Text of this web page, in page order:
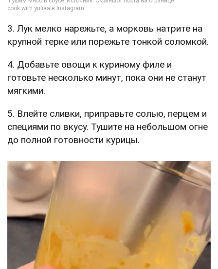
3. Лук мелко нарежьте, а морковь натрите на
крупной терке или порежьте тонкой соломкой.
4. Добавьте овощи к куриному филе и
готовьте несколько минут, пока они не станут
мягкими.
5. Влейте сливки, приправьте солью, перцем и
специями по вкусу. Тушите на небольшом огне
до полной готовности курицы.